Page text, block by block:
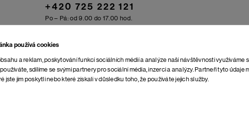
používá cookies
a reklam, poskytování funkcí sociálních médií a analýze naší návštěvnosti využíváme
sdílíme se svými partnery pro sociální média, inzerci a analýzy. Partneři tyto údaje
jste jim poskytli nebo které získali v důsledku toho, že používáte jejich služby.
+420 725 222 121
Po – Pá: od 9.00 do 17.00 hod.
MUŽ